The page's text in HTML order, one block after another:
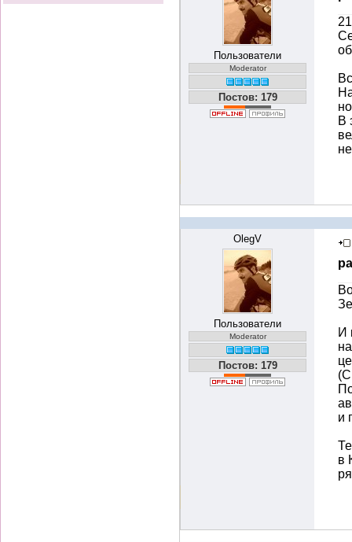
Пользователи
Moderator
Постов: 179
В
OlegV
Пользователи
Moderator
Постов: 179
И
и
в